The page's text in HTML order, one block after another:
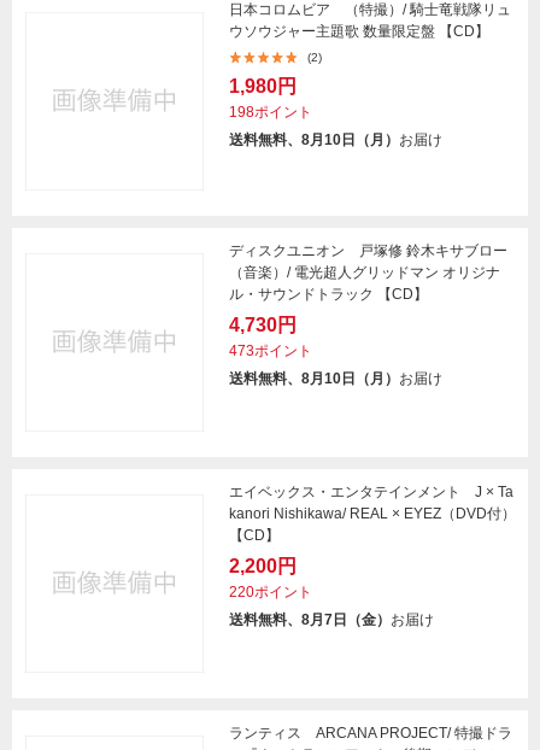
日本コロムビア （特撮）/ 騎士竜戦隊リュ
ウソウジャー主題歌 数量限定盤 【CD】
(2)
1,980円
198ポイント
送料無料、8月10日（月） お届け
ディスクユニオン 戸塚修 鈴木キサブロー
（音楽）/ 電光超人グリッドマン オリジナ
ル・サウンドトラック 【CD】
4,730円
473ポイント
送料無料、8月10日（月） お届け
エイベックス・エンタテインメント J × Ta
kanori Nishikawa/ REAL × EYEZ（DVD付）
【CD】
2,200円
220ポイント
送料無料、8月7日（金） お届け
ランティス ARCANA PROJECT/ 特撮ドラ